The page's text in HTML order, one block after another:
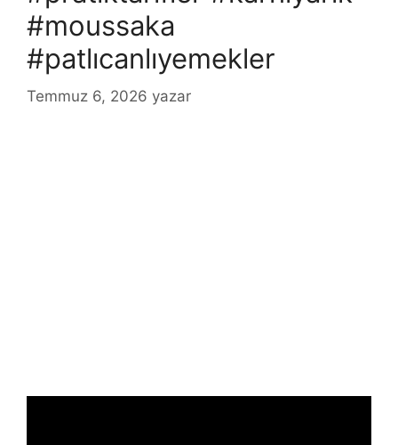
#moussaka
#patlıcanlıyemekler
Temmuz 6, 2026 yazar